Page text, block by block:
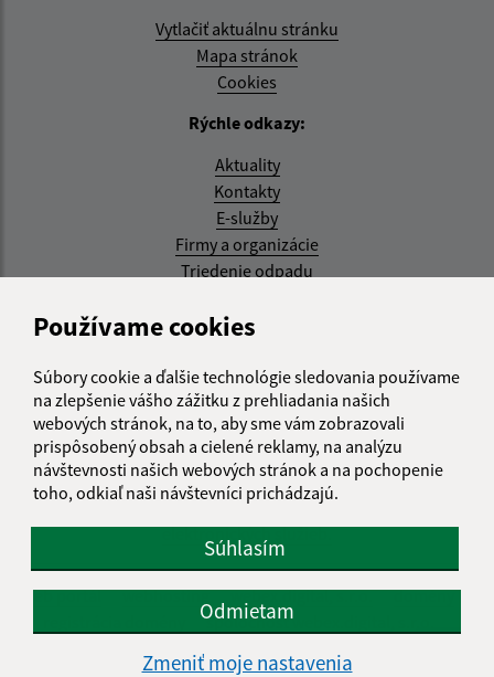
Používame cookies
Súbory cookie a ďalšie technológie sledovania používame
na zlepšenie vášho zážitku z prehliadania našich
webových stránok, na to, aby sme vám zobrazovali
prispôsobený obsah a cielené reklamy, na analýzu
návštevnosti našich webových stránok a na pochopenie
toho, odkiaľ naši návštevníci prichádzajú.
Súhlasím
Odmietam
Zmeniť moje nastavenia
Vytlačiť aktuálnu stránku
Mapa stránok
Cookies
Rýchle odkazy:
Aktuality
Kontakty
E-služby
Firmy a organizácie
Triedenie odpadu
Aktualizované:
RSS
Správca obsahu:
Správca obsahu je Obec Kysak.
Vytvorené v súlade s
Jednotným dizajn manuálom
elektronických služieb.
web portál webhosting webex.digital, s.r.o.
domény
spoločnosť webex.digital, s.r.o.
Technický prevádzkovateľ: